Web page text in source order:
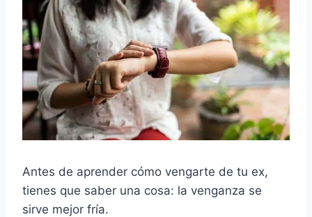
Antes de aprender cómo vengarte de tu ex,
tienes que saber una cosa: la venganza se
sirve mejor fría.